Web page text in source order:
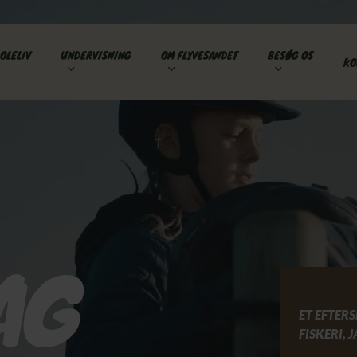
UNDERVISNING OM FLYVESANDET BESØG OS
ET
FISKERI,